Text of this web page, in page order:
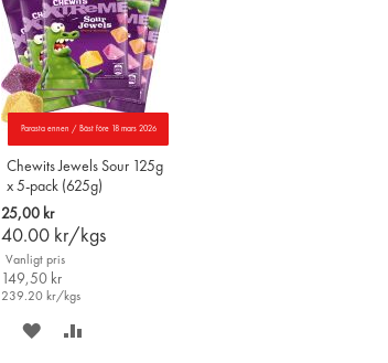
Parasta ennen / Bäst före 18 mars 2026
Chewits Jewels Sour 125g
x 5-pack (625g)
25,00 kr
40.00 kr/kgs
Vanligt pris
149,50 kr
239.20 kr/kgs
SPARA